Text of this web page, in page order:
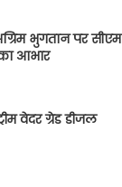
भुगतान पर सीएम
आभार
वेदर ग्रेड डीजल